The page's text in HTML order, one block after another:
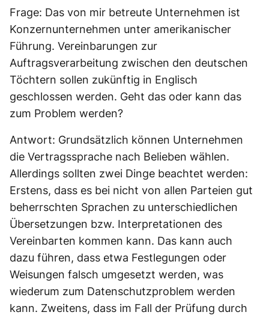
Frage: Das von mir betreute Unternehmen ist
Konzernunternehmen unter amerikanischer
Führung. Vereinbarungen zur
Auftragsverarbeitung zwischen den deutschen
Töchtern sollen zukünftig in Englisch
geschlossen werden. Geht das oder kann das
zum Problem werden?
Antwort: Grundsätzlich können Unternehmen
die Vertragssprache nach Belieben wählen.
Allerdings sollten zwei Dinge beachtet werden:
Erstens, dass es bei nicht von allen Parteien gut
beherrschten Sprachen zu unterschiedlichen
Übersetzungen bzw. Interpretationen des
Vereinbarten kommen kann. Das kann auch
dazu führen, dass etwa Festlegungen oder
Weisungen falsch umgesetzt werden, was
wiederum zum Datenschutzproblem werden
kann. Zweitens, dass im Fall der Prüfung durch